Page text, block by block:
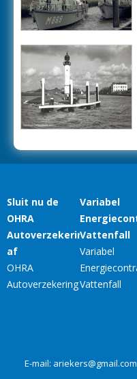
E-mail: ariekers@gmail.com